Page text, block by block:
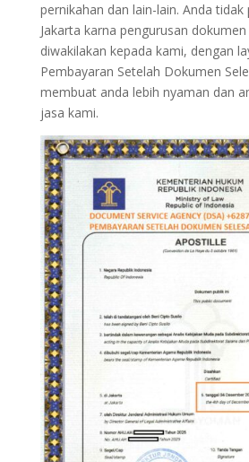
pernikahan dan lain-lain. Anda tidak
Jakarta karna pengurusan
diwakilakan kepada kami, dengan
Pembayaran Setelah Dokumen
membuat anda lebih nyaman dan
jasa kami.